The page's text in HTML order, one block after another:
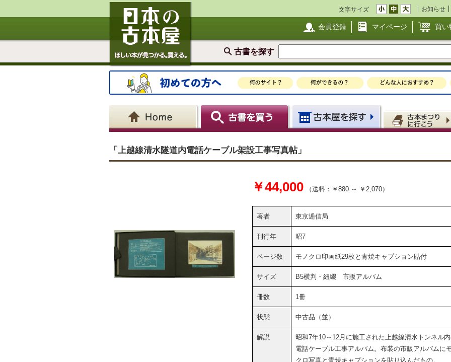
文字サイズ お知らせ
会員登録 マイページ 買い
古書を探す
「上越線清水隧道内電話ケーブル架設工事写真帖」
￥44,000 （送料：￥880 ～ ￥2,070）
著者 東京逓信局
刊行年 昭7
ページ数 モノクロ印画紙29枚と青焼キャプション貼付
サイズ B5横判・紐綴 市販アルバム
冊数 1冊
状態 中古品（並）
解説
昭和7年10～12月に施工された上越線清水トンネル
電話ケーブル工事アルバム。布装の市販アルバムに
クロ写真と青焼キャプションを貼り込んだもの。